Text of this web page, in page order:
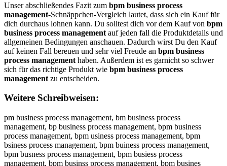
Unser abschließendes Fazit zum bpm business process
management-Schnäppchen-Vergleich lautet, dass sich ein Kauf für
dich durchaus lohnen kann. Du solltest dich vor dem Kauf von bpm
business process management auf jeden fall die Produktdetails und
allgemeinen Bedingungen anschauen. Dadurch wirst Du den Kauf
auf keinen Fall bereuen und sehr viel Freude an bpm business
process management haben. Außerdem ist es garnicht so schwer
sich für das richtige Produkt wie bpm business process
management zu entscheiden.
Weitere Schreibweisen:
pm business process management, bm business process management, bp business process management, bpm business process management, bpm usiness process management, bpm bsiness process management, bpm buiness process management, bpm busness process management, bpm busiess process management, bpm businss process management, bpm busines process management, bpm business rocess management, bpm business pocess management, bpm business prcess management, bpm business proess management, bpm business procss management, bpm business proces management, bpm business process anagement, bpm business process mnagement, bpm business process maagement, bpm business process mangement, bpm business process manaement, bpm business process managment, bpm business process manageent, bpm business process managemnt, bpm business process managemet, bpm business process managemen, bbpm business process management, bppm business process management, bpmm business process management, bpm bbusiness process management, bpm buusiness process management, bpm bussiness process management, bpm busiiness process management, bpm businness process management, bpm busineess process management, bpm businesss process management, bpm business pprocess management, bpm business prrocess management, bpm business proocess management, bpm business proccess management, bpm business proceess management, bpm business processs management, bpm business process mmanagement, bpm business process maanagement, bpm business process mannagement, bpm business process manaagement, bpm business process managgement, bpm business process manageement, bpm business process managemment, bpm business process managemeent, bpm business process managemennt, bpm business process managementt, pbm business process management, bmp business process management, bp mbusiness process management, bpmb usiness process management, bpm ubsiness process management, bpm bsuiness process management, bpm buisness process management, bpm busniess process management, bpm busienss process management, bpm businses process management, bpm busines sprocess management, bpm businessp rocess management, bpm business rpocess management, bpm business porcess management, bpm business prcoess management, bpm business proecss management, bpm business procses management, bpm business proces smanagement, bpm business processm anagement, bpm business process amnagement, bpm business process mnaagement, bpm business process maangement, bpm business process mangaement, bpm business process manaegment, bpm business process managmeent, bpm business process manageemnt, bpm business process managemnet, bpm business process managemetn, bpmbusiness process management, bpm businessprocess management, bpm business processmanagement, pm business process management, vpm business process management, fpm business process management, gpm business process management, hpm business process management, npm business process management, bom business process management, blm business process management, böm business process management, büm business process management, b0m business process management, bßm business process management, bp business process management, bpn business process management, bph business process management, bpj business process management, bpk business process management, bpl business process management, bpm usiness process management, bpm vusiness process management, bpm fusiness process management, bpm gusiness process management, bpm husiness process management, bpm nusiness process management, bpm bysiness process management, bpm bhsiness process management, bpm bjsiness process management, bpm bksiness process management, bpm bisiness process management, bpm b7siness process management, bpm b8siness process management, bpm buqiness process management, bpm buwiness process management, bpm bueiness process management, bpm buziness process management, bpm buxiness process management, bpm buciness process management, bpm busuness process management, bpm busjness process management, bpm buskness process management, bpm buslness process management, bpm busoness process management, bpm bus8ness process management, bpm bus9ness process management, bpm busi ess process management, bpm busibess process management, bpm busigess process management, bpm busihess process management, bpm busijess process management, bpm busimess process management, bpm businwss process management, bpm businsss process management, bpm busindss process management, bpm businfss process management, bpm businrss process management, bpm busin3ss process management, bpm busin4ss process management, bpm busineqs process management, bpm businews process management, bpm businees process management, bpm businezs process management, bpm businexs process management, bpm businecs process management, bpm businesq process management, bpm businesw process management, bpm businese process management, bpm businesz process management, bpm businesx process management, bpm businesc process management, bpm business orocess management, bpm business lrocess management, bpm business örocess management, bpm business ürocess management, bpm business 0rocess management, bpm business ßrocess management, bpm business peocess management, bpm business pdocess management, bpm business pfocess management, bpm business pgocess management, bpm business ptocess management, bpm business p4ocess management, bpm business p5ocess management, bpm business pricess management, bpm business prkcess management, bpm business prlcess management, bpm business prpcess management, bpm business pr9cess management, bpm business pr0cess management, bpm business pro ess management, bpm business proxess management, bpm business prosess management, bpm business prodess management, bpm business profess management, bpm business provess management, bpm business procwss management, bpm business procsss management, bpm business procdss management, bpm business procfss management, bpm business procrss management, bpm business proc3ss management, bpm business proc4ss management, bpm business proceqs management, bpm business procews management, bpm business procees management, bpm business procezs management, bpm business procexs management, bpm business procecs management, bpm business procesq management, bpm business procesw management, bpm business procese management, bpm business procesz management, bpm business procesx management, bpm business procesc management, bpm business process anagement, bpm business process nanagement, bpm business process hanagement, bpm business process janagement, bpm business process kanagement, bpm business process lanagement, bpm business process mqnagement, bpm business process mwnagement, bpm business process mznagement, bpm business process mxnagement, bpm business process ma agement, bpm business process mabagement, bpm business process magagement, bpm business process mahagement, bpm business process majagement, bpm business process mamagement, bpm business process manqgement, bpm business process manwgement, bpm business process manzgement, bpm business process manxgement, bpm business process manarement, bpm business process manafement, bpm business process manavement, bpm business process manatement, bpm business process manabement, bpm business process manayement, bpm business process manahement, bpm business process mananement, bpm business process managwment, bpm business process managsment, bpm business process managdment, bpm business process managfment, bpm business process managrment, bpm business process manag3ment, bpm business process manag4ment, bpm business process manage ent, bpm business process managenent, bpm business process managehent, bpm business process managejent, bpm business process managekent, bpm business process managelent, bpm business process managemwnt, bpm business process managemsnt, bpm business process managemdnt, bpm business process managemfnt, bpm business process managemrnt, bpm business process managem3nt, bpm business process managem4nt, bpm business process manageme t, bpm business process managemebt, bpm business process managemegt, bpm business process managemeht, bpm business process managemejt, bpm business process managememt, bpm business process managemenr, bpm business process managemenf, bpm business process managemeng, bpm business process managemenh, bpm business process managemeny, bpm business process managemen5, bpm business process managemen6, bpm business process management, b pm business process management, vbpm business process management, bvpm business process management, fbpm business process management, bfpm business process management, gbpm business process management, bgpm business process management, hbpm business process management, bhpm business process management, nbpm business process management, bnpm business process management, bopm business process management, bpom business process management, blpm business process management, bplm business process management, böpm business process management, bpöm business process management, büpm business process management, bpüm business process management, b0pm business process management, bp0m business process management, bßpm business process management, bpßm business process management, bp m business process management, bpm business process management, bpnm business process management, bpmn business process management, bphm business process management, bpmh business process management, bpjm business process management, bpmj business process management, bpkm business process management, bpmk business process management, bpml business process management, bpm b usiness process management, bpm vbusiness process management, bpm bvusiness process management, bpm fbusiness process management, bpm bfusiness process management, bpm gbusiness process management, bpm bgusiness process management, bpm hbusiness process management, bpm bhusiness process mana